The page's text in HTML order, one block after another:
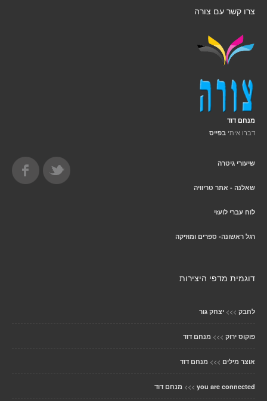
צרו קשר עם צורה
מנחם דוד
דברו איתי בפייס
שיעורי גיטרה
שאלנה - אתר טריוויה
לוח עברי לועזי
רגל ראשונה- ספרים ומוזיקה
דוגמית מדפי היצירות
לחבק >>> יצחק גור
פוקוס ירוק >>> מנחם דוד
אוצר מילים >>> מנחם דוד
you are connected
>>> מנחם דוד